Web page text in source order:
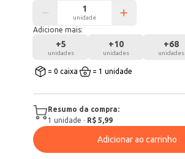
unidade
Adicione mais:
+5
unidades
+10
unidades
+68
unidades
= 0 caixa = 1 unidade
Resumo da compra:
1 unidade · R$ 5,99
Adicionar ao carrinho